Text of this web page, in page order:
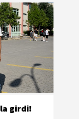
girdi!